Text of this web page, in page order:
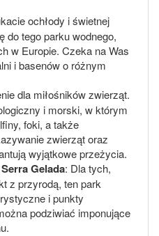
ochłody i świetnej
do tego parku wodnego,
w Europie. Czeka na Was
i basenów o różnym
dla miłośników zwierząt.
i morski, w którym
foki, a także
zwierząt oraz
wyjątkowe przeżycia.
Gelada: Dla tych,
z przyrodą, ten park
i punkty
podziwiać imponujące